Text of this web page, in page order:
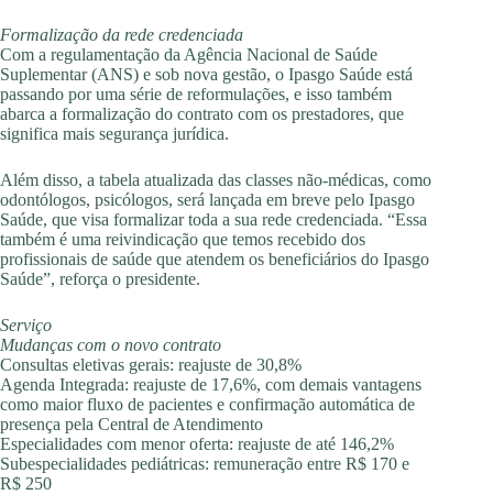
Formalização da rede credenciada
Com a regulamentação da Agência Nacional de Saúde
Suplementar (ANS) e sob nova gestão, o Ipasgo Saúde está
passando por uma série de reformulações, e isso também
abarca a formalização do contrato com os prestadores, que
significa mais segurança jurídica.
Além disso, a tabela atualizada das classes não-médicas, como
odontólogos, psicólogos, será lançada em breve pelo Ipasgo
Saúde, que visa formalizar toda a sua rede credenciada. “Essa
também é uma reivindicação que temos recebido dos
profissionais de saúde que atendem os beneficiários do Ipasgo
Saúde”, reforça o presidente.
Serviço
Mudanças com o novo contrato
Consultas eletivas gerais: reajuste de 30,8%
Agenda Integrada: reajuste de 17,6%, com demais vantagens
como maior fluxo de pacientes e confirmação automática de
presença pela Central de Atendimento
Especialidades com menor oferta: reajuste de até 146,2%
Subespecialidades pediátricas: remuneração entre R$ 170 e
R$ 250